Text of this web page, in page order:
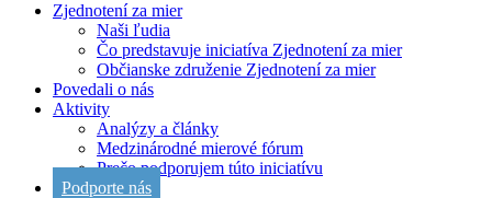
Zjednotení za mier
Naši ľudia
Čo predstavuje iniciatíva Zjednotení za mier
Občianske združenie Zjednotení za mier
Povedali o nás
Aktivity
Analýzy a články
Medzinárodné mierové fórum
Prečo podporujem túto iniciatívu
Podporte nás